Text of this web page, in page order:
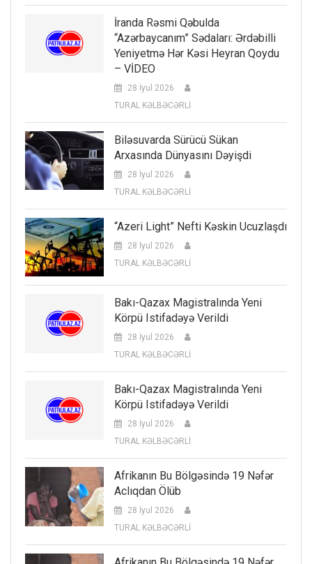
İranda Rəsmi Qəbulda
“Azərbaycanım” Sədaları: Ərdəbilli
Yeniyetmə Hər Kəsi Heyran Qoydu
– VİDEO
28 İyul 2026
TURAL KƏLBƏCƏRLİ
Biləsuvarda Sürücü Sükan
Arxasında Dünyasını Dəyişdi
28 İyul 2026
TURAL KƏLBƏCƏRLİ
“Azeri Light” Nefti Kəskin Ucuzlaşdı
28 İyul 2026
TURAL KƏLBƏCƏRLİ
Bakı-Qazax Magistralında Yeni
Körpü Istifadəyə Verildi
28 İyul 2026
TURAL KƏLBƏCƏRLİ
Bakı-Qazax Magistralında Yeni
Körpü Istifadəyə Verildi
28 İyul 2026
TURAL KƏLBƏCƏRLİ
Afrikanın Bu Bölgəsində 19 Nəfər
Aclıqdan Ölüb
28 İyul 2026
TURAL KƏLBƏCƏRLİ